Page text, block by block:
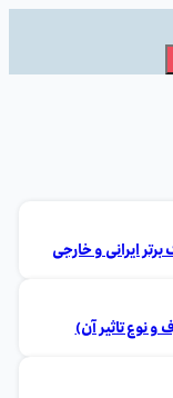
نوع تاثیر آن)